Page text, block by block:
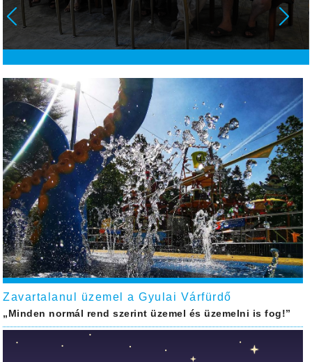
Zavartalanul üzemel a Gyulai Várfürdő
„Minden normál rend szerint üzemel és üzemelni is fog!”